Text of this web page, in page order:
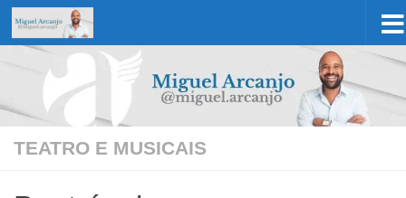
Skip to content
TEATRO E MUSICAIS